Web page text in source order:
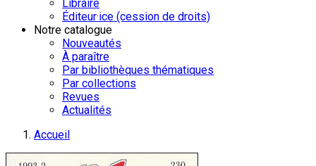
Libraire
Éditeur·ice (cession de droits)
Notre catalogue
Nouveautés
À paraître
Par bibliothèques thématiques
Par collections
Revues
Actualités
Accueil